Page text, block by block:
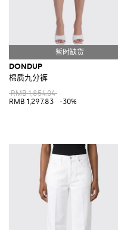
DONDUP
棉质九分裤
RMB 1,854.04
RMB 1,297.83
-30%